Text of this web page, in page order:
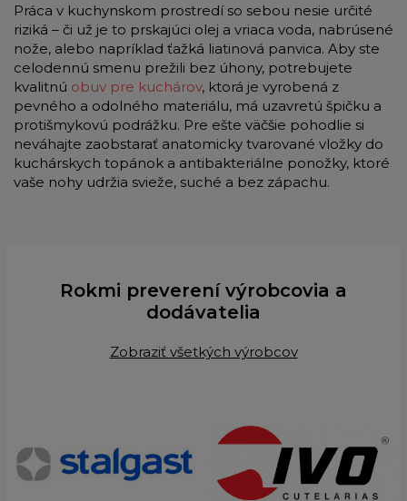
Práca v kuchynskom prostredí so sebou nesie určité
riziká – či už je to prskajúci olej a vriaca voda, nabrúsené
nože, alebo napríklad ťažká liatinová panvica. Aby ste
celodennú smenu prežili bez úhony, potrebujete
kvalitnú obuv pre kuchárov, ktorá je vyrobená z
pevného a odolného materiálu, má uzavretú špičku a
protišmykovú podrážku. Pre ešte väčšie pohodlie si
neváhajte zaobstarať anatomicky tvarované vložky do
kuchárskych topánok a antibakteriálne ponožky, ktoré
vaše nohy udržia svieže, suché a bez zápachu.
Rokmi preverení výrobcovia a
dodávatelia
Zobraziť všetkých výrobcov